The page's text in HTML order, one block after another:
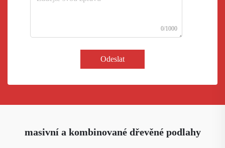
0/1000
Odeslat
masivní a kombinované dřevěné podlahy